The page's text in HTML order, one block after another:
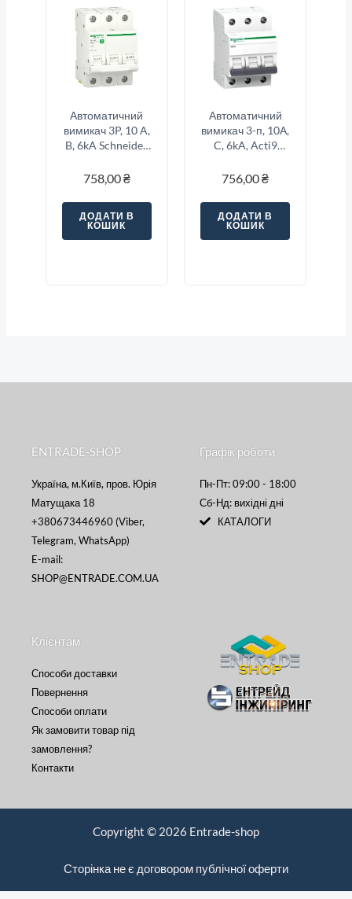
Автоматичний
вимикач 3P, 10 A,
B, 6kA Schneider
758,00₴
ДОДАТИ В
КОШИК
Автоматичний
вимикач 3-п, 10А,
C, 6kA, Acti9
Electric
756,00₴
ДОДАТИ В
КОШИК
ENTRADE-SHOP
Україна, м.Київ, пров. Юрія
Матущака 18
+380673446960 (Viber,
Telegram, WhatsApp)
E-mail:
SHOP@ENTRADE.COM.UA
Графік роботи
Пн-Пт: 09:00 - 18:00
Сб-Нд: вихідні дні
КАТАЛОГИ
Клієнтам
Способи доставки
Повернення
Способи оплати
Як замовити товар під
замовлення?
Контакти
Copyright © 2026 Entrade-shop
Сторінка не є договором публічної оферти